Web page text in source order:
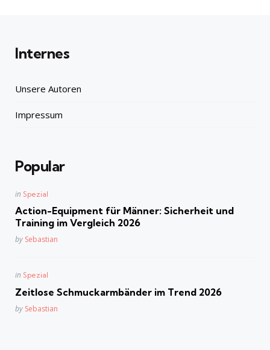
Internes
Unsere Autoren
Impressum
Popular
Posted
in Spezial
Action-Equipment für Männer: Sicherheit und
Training im Vergleich 2026
Posted
by Sebastian
Posted
in Spezial
Zeitlose Schmuckarmbänder im Trend 2026
Posted
by Sebastian